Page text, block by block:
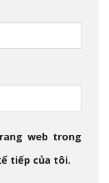
web trong
tiếp của tôi.